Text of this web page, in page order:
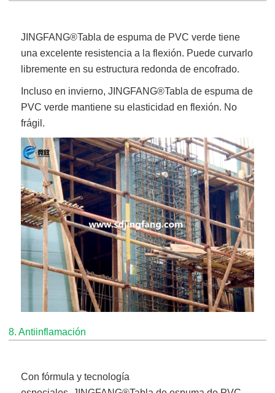
JINGFANG®Tabla de espuma de PVC verde tiene
una excelente resistencia a la flexión. Puede curvarlo
libremente en su estructura redonda de encofrado.
Incluso en invierno,JINGFANG®Tabla de espuma de
PVC verde mantiene su elasticidad en flexión. No
frágil.
8. Antiinflamación
Con fórmula y tecnología